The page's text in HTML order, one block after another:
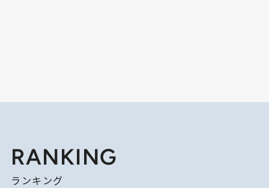
RANKING
ランキング